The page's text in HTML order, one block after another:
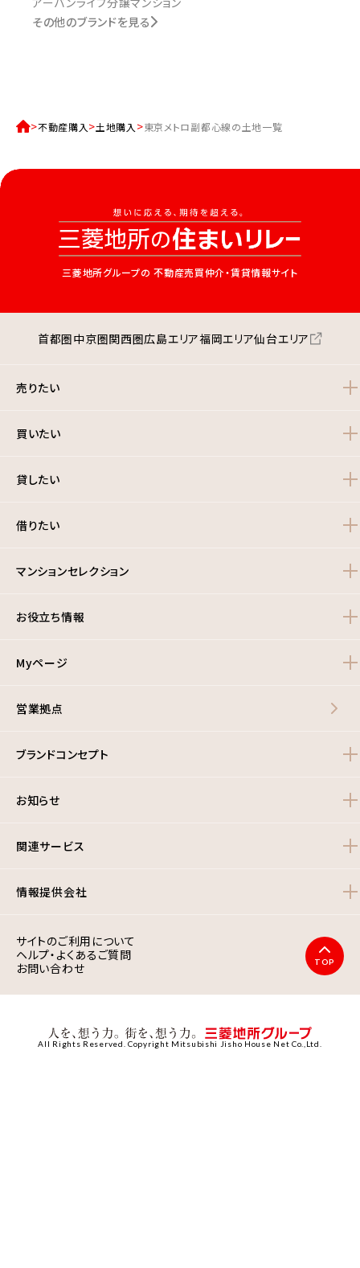
その他のブランドを見る
不動産購入 土地購入 東京メトロ副都心線の土地一覧
三菱地所グループの 不動産売買仲介・賃貸情報サイト
首都圏中京圏関西圏広島エリア福岡エリア仙台エリア
売りたい
買いたい
貸したい
借りたい
マンションセレクション
お役立ち情報
Myページ
営業拠点
ブランドコンセプト
お知らせ
関連サービス
情報提供会社
サイトのご利用について
ヘルプ・よくあるご質問
お問い合わせ
TOP
All Rights Reserved. Copyright Mitsubishi Jisho House Net Co.,Ltd.